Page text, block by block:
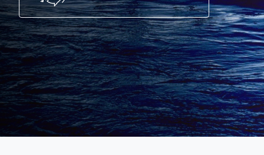
Análisis
geográfico
global